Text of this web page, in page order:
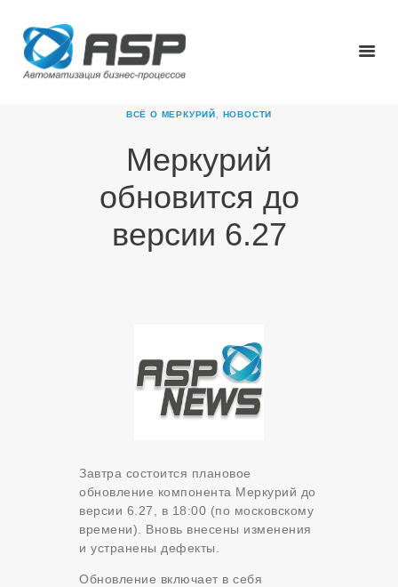
ВСЁ О МЕРКУРИЙ НОВОСТИ
Меркурий
обновится до
версии 6.27
ГЛАВНАЯ
О КОМПАНИИ
НОВОСТИ
Завтра состоится плановое
обновление компонента Меркурий до
версии 6.27, в 18:00 (по московскому
времени). Вновь внесены изменения
и устранены дефекты.
Обновление включает в себя